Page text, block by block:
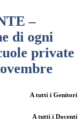
–
di ogni
private
A tutti i Genitori
A tutti i Docenti